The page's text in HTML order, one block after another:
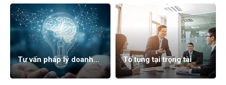
Tư vấn pháp lý doanh
nghiệp
Tố tụng tại trọng tài